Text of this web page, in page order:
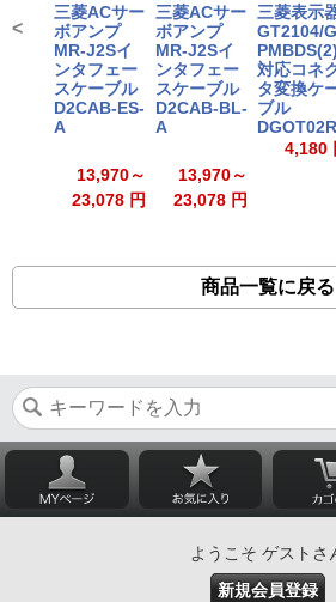
三菱ACサー
ボアンプ
MR-J2Sイ
ンタフェー
スケーブル
D2CAB-ES-
A
13,970～
23,078 円
三菱ACサー
ボアンプ
MR-J2Sイ
ンタフェー
スケーブル
D2CAB-BL-
A
13,970～
23,078 円
三菱表示
GT2104/
PMBDS(2)
対応コネ
タ変換ケ
ブル
4,180
<
商品一覧に戻る
ようこそ ゲストさ
新規会員登録